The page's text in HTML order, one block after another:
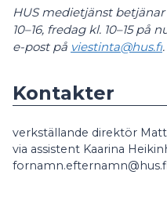
HUS medietjänst
10–16, fredag kl. 10–15
e-post på viestinta@hus.fi.
Kontakter
verkställande direktör
via assistent Kaarina